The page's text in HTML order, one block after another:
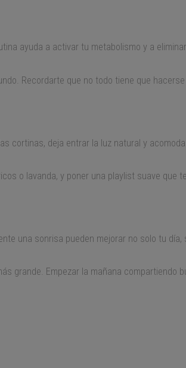
ayuda a activar tu metabolismo y a eliminar
Recordarte que no todo tiene que
cortinas, deja entrar la luz natural y
o lavanda, y poner una playlist suave que te
una sonrisa pueden mejorar no solo tu día,
grande. Empezar la mañana compartiendo